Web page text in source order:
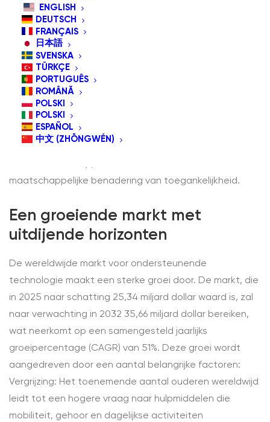
ENGLISH
DEUTSCH
FRANÇAIS
日本語
SVENSKA
TÜRKÇE
PORTUGUÊS
ROMÂNĂ
POLSKI
POLSKI
ESPAÑOL
中文 (ZHŌNGWÉN)
Naarmate we 2025 doorkruisen, ondergaat de sector
van ondersteunende technologie (OT) een ingrijpende
transformatie, gedreven door demografische
verschuivingen, technologische innovaties en een
groeiende focus op inclusiviteit. Deze evolutie
verbetert niet alleen de levenskwaliteit van mensen
maatschappelijke benadering van toegankelijkheid.
Een groeiende markt met
uitdijende horizonten
De wereldwijde markt voor ondersteunende
technologie maakt een sterke groei door. De markt, die
in 2025 naar schatting 25,34 miljard dollar waard is, zal
naar verwachting in 2032 35,66 miljard dollar bereiken,
wat neerkomt op een samengesteld jaarlijks
groeipercentage (CAGR) van 51%. Deze groei wordt
aangedreven door een aantal belangrijke factoren:
Vergrijzing: Het toenemende aantal ouderen wereldwijd
leidt tot een hogere vraag naar hulpmiddelen die
mobiliteit, gehoor en dagelijkse activiteiten